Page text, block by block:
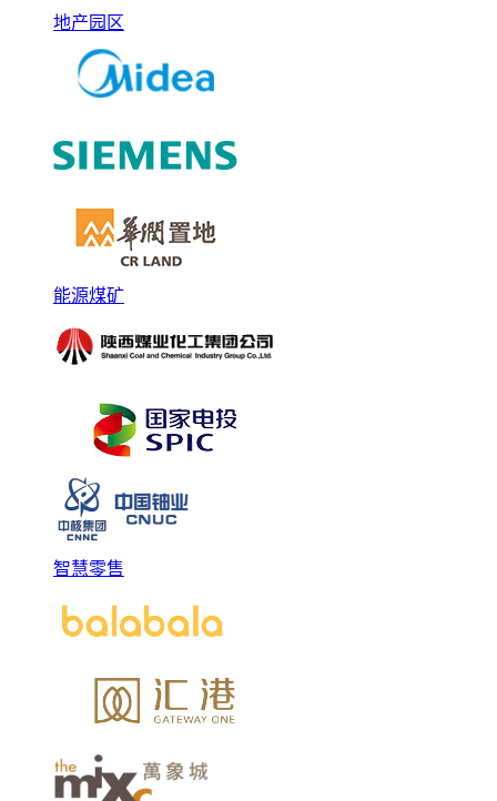
地产园区
能源煤矿
智慧零售